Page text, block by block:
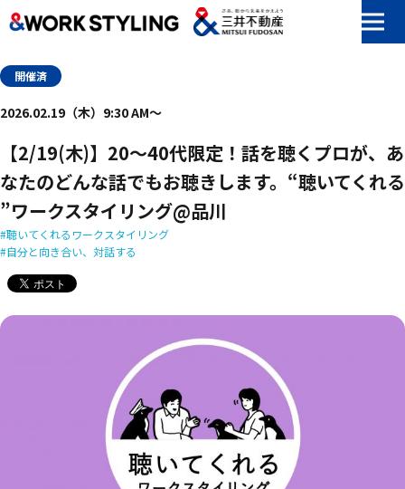
開催済
2026.02.19（木）9:30 AM〜
【2/19(木)】20～40代限定！​話を​聴く​プロが、​あ
なたの​どんな​話でも​お聴きします。“聴いてくれる​
”ワークスタイリング@品川
聴いてくれるワークスタイリング
自分と向き合い、対話する